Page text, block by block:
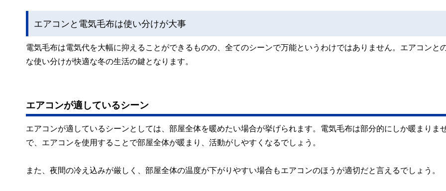
エアコンと電気毛布は使い分けが大事
電気毛布は電気代を大幅に抑えることができるものの、全てのシーンで万能というわけではありません。エアコンと
な使い分けが快適な冬の生活の鍵となります。
エアコンが適しているシーン
エアコンが適しているシーンとしては、部屋全体を暖めたい場合が挙げられます。電気毛布は部分的にしか暖まりま
で、エアコンを使用することで部屋全体が暖まり、活動がしやすくなるでしょう。
また、夜間の冷え込みが厳しく、部屋全体の温度が下がりやすい場合もエアコンのほうが適切だと言えるでしょう。